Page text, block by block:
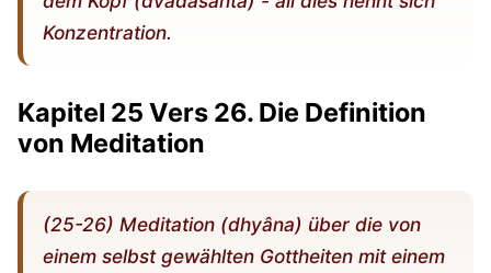
Konzentration.
Kapitel 25 Vers 26. Die Definition
von Meditation
(25-26) Meditation (dhyâna) über die von
einem selbst gewählten Gottheiten mit einem